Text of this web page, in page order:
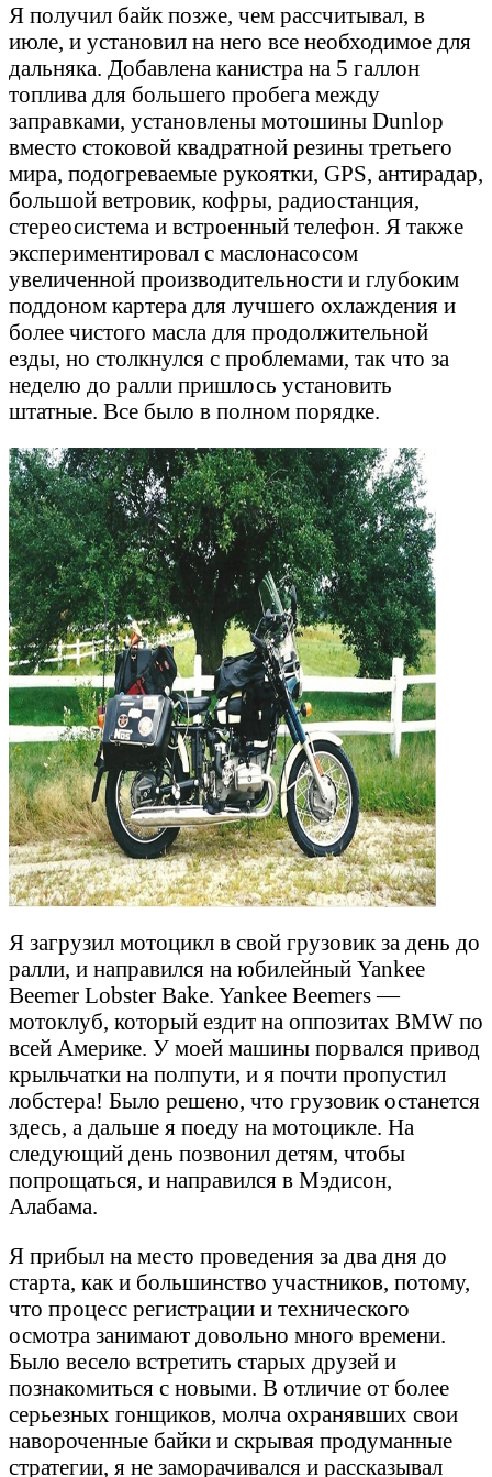
Я получил байк позже, чем рассчитывал, в
июле, и установил на него все необходимое для
дальняка. Добавлена канистра на 5 галлон
топлива для большего пробега между
заправками, установлены мотошины Dunlop
вместо стоковой квадратной резины третьего
мира, подогреваемые рукоятки, GPS, антирадар,
большой ветровик, кофры, радиостанция,
стереосистема и встроенный телефон. Я также
экспериментировал с маслонасосом
увеличенной производительности и глубоким
поддоном картера для лучшего охлаждения и
более чистого масла для продолжительной
езды, но столкнулся с проблемами, так что за
неделю до ралли пришлось установить
штатные. Все было в полном порядке.
Я загрузил мотоцикл в свой грузовик за день до
ралли, и направился на юбилейный Yankee
Beemer Lobster Bake. Yankee Beemers —
мотоклуб, который ездит на оппозитах BMW по
всей Америке. У моей машины порвался привод
крыльчатки на полпути, и я почти пропустил
лобстера! Было решено, что грузовик останется
здесь, а дальше я поеду на мотоцикле. На
следующий день позвонил детям, чтобы
попрощаться, и направился в Мэдисон,
Алабама.
Я прибыл на место проведения за два дня до
старта, как и большинство участников, потому,
что процесс регистрации и технического
осмотра занимают довольно много времени.
Было весело встретить старых друзей и
познакомиться с новыми. В отличие от более
серьезных гонщиков, молча охранявших свои
навороченные байки и скрывая продуманные
стратегии, я не заморачивался и рассказывал